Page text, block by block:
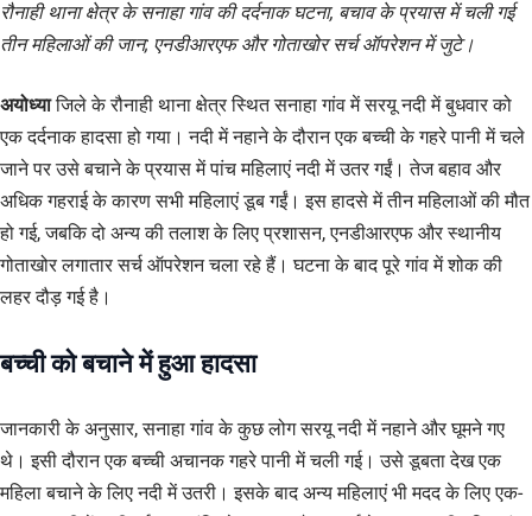
रौनाही थाना क्षेत्र के सनाहा गांव की दर्दनाक घटना, बचाव के प्रयास में चली गई
तीन महिलाओं की जान; एनडीआरएफ और गोताखोर सर्च ऑपरेशन में जुटे।
अयोध्याजिले के रौनाही थाना क्षेत्र स्थित सनाहा गांव में सरयू नदी में बुधवार को
एक दर्दनाक हादसा हो गया। नदी में नहाने के दौरान एक बच्ची के गहरे पानी में चले
जाने पर उसे बचाने के प्रयास में पांच महिलाएं नदी में उतर गईं। तेज बहाव और
अधिक गहराई के कारण सभी महिलाएं डूब गईं। इस हादसे में तीन महिलाओं की मौत
हो गई, जबकि दो अन्य की तलाश के लिए प्रशासन, एनडीआरएफ और स्थानीय
गोताखोर लगातार सर्च ऑपरेशन चला रहे हैं। घटना के बाद पूरे गांव में शोक की
लहर दौड़ गई है।
बच्ची को बचाने में हुआ हादसा
जानकारी के अनुसार, सनाहा गांव के कुछ लोग सरयू नदी में नहाने और घूमने गए
थे। इसी दौरान एक बच्ची अचानक गहरे पानी में चली गई। उसे डूबता देख एक
महिला बचाने के लिए नदी में उतरी। इसके बाद अन्य महिलाएं भी मदद के लिए एक-